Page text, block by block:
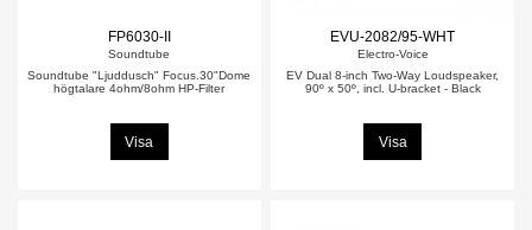
FP6030-II
Soundtube
Soundtube "Ljuddusch" Focus.30"Dome
högtalare 4ohm/8ohm HP-Filter
Visa
EVU-2082/95-WHT
Electro-Voice
EV Dual 8-inch Two-Way Loudspeaker,
90º x 50º, incl. U-bracket - Black
Visa